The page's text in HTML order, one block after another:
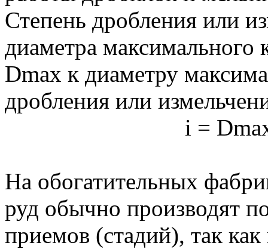
Степень дробления или
диаметра максимального
Dmax к диаметру
дробления или
i =
На обогатительных
руд обычно производят
приемов (стадий), так